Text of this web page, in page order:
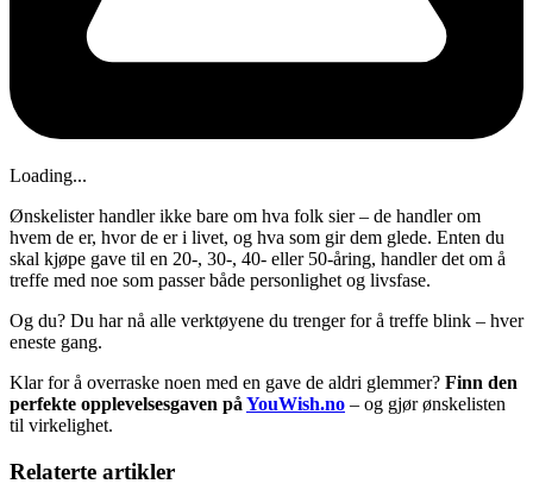
Loading...
Ønskelister handler ikke bare om hva folk sier – de handler om
hvem de er, hvor de er i livet, og hva som gir dem glede. Enten du
skal kjøpe gave til en 20-, 30-, 40- eller 50-åring, handler det om å
treffe med noe som passer både personlighet og livsfase.
Og du? Du har nå alle verktøyene du trenger for å treffe blink – hver
eneste gang.
Klar for å overraske noen med en gave de aldri glemmer? Finn den
perfekte opplevelsesgaven på YouWish.no – og gjør ønskelisten
til virkelighet.
Relaterte artikler